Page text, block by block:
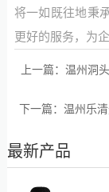
将一如既往地秉
更好的服务，为
上一篇： 温州洞
下一篇： 温州乐
最新产品